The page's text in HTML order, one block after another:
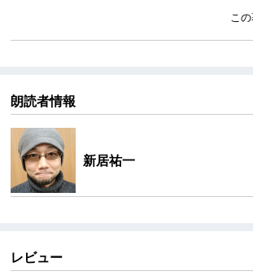
こ
朗読者情報
新居祐一
レビュー